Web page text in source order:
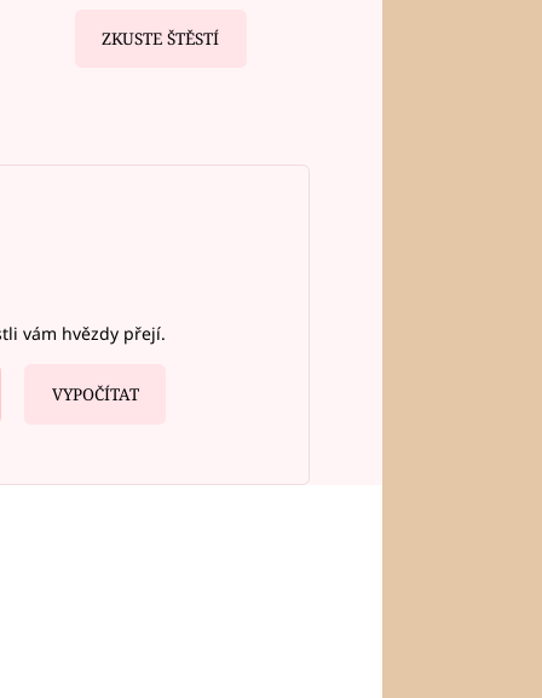
ZKUSTE ŠTĚSTÍ
vám hvězdy přejí.
VYPOČÍTAT